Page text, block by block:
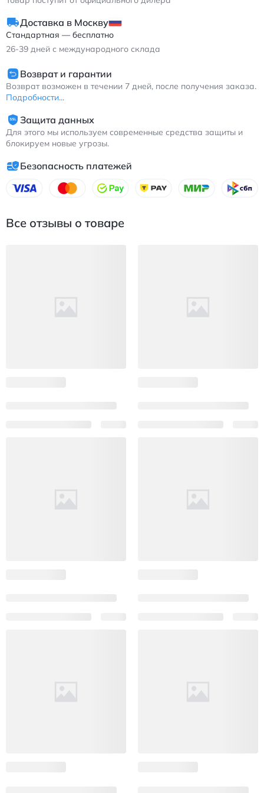
Фила Кэт Клоу мужские кроссовки белые с красными и
зелеными вставками повседневные с амортизацией и
воздухопроницаемостью
Доставка в Москву
Стандартная — бесплатно
26-39 дней с международного склада
Возврат и гарантии
Возврат возможен в течении 7 дней, после получения заказа.
Подробности...
Защита данных
Для этого мы используем современные средства защиты и
блокируем новые угрозы.
Безопасность платежей
Все отзывы о товаре